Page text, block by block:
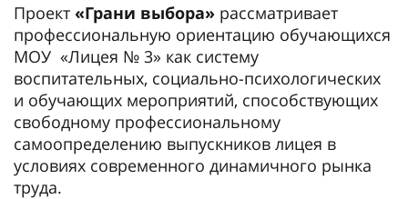
Проект «Грани выбора» рассматривает
профессиональную ориентацию обучающихся
МОУ «Лицея № 3» как систему
воспитательных, социально-психологических
и обучающих мероприятий, способствующих
свободному профессиональному
самоопределению выпускников лицея в
условиях современного динамичного рынка
труда.